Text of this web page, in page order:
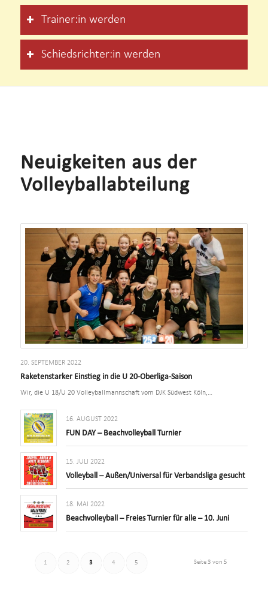
Trainer:in werden
Schiedsrichter:in werden
Neuigkeiten aus der
Volleyballabteilung
20. SEPTEMBER 2022
Raketenstarker Einstieg in die U 20-Oberliga-Saison
Wir, die U 18/U 20 Volleyballmannschaft vom DJK Südwest Köln,…
16. AUGUST 2022
FUN DAY – Beachvolleyball Turnier
15. JULI 2022
Volleyball – Außen/Universal für Verbandsliga gesucht
18. MAI 2022
Beachvolleyball – Freies Turnier für alle – 10. Juni
Seite 3 von 5
1 2 3 4 5